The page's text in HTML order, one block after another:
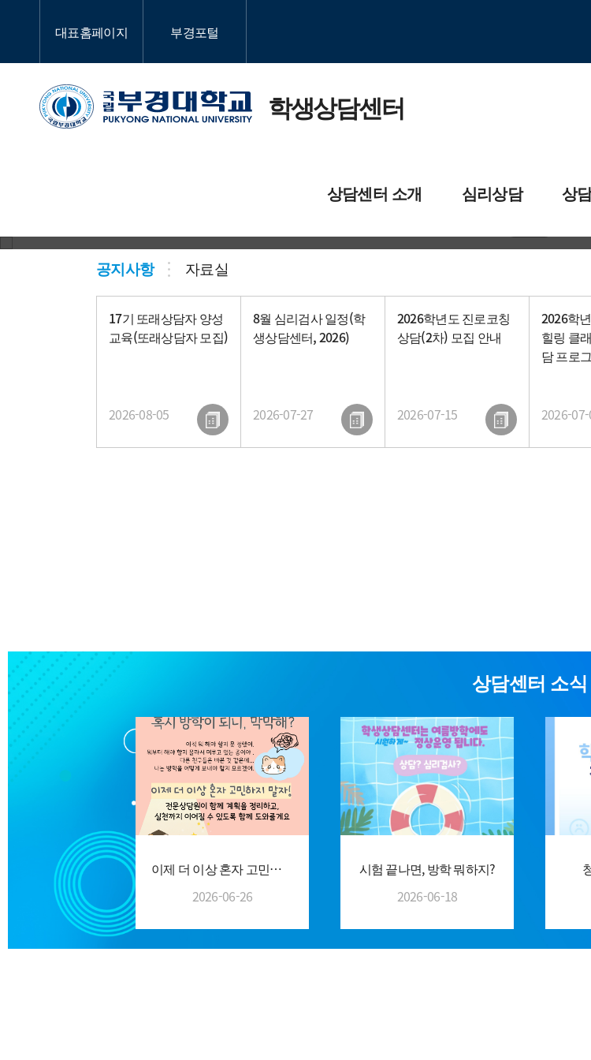
대표홈페이지 부경포털
학생상담센터
상담센터 소개
우리 상담센터는
찾아오시는 길
심리상담
심리검사
집단상담
외국인 유학생 상담
상
인생의 든든한
공지사항 자료실
17기 또래상담자 양성
교육(또래상담자 모집)
2026-08-05
8월 심리검사 일정(학
생상담센터, 2026)
2026-07-27
2026학년도 진로코칭
상담(2차) 모집 안내
2026-07-15
2026학
힐링 클
담 프로
2026-
상담센터 소식
이제 더 이상 혼자 고민하지 말자!
2026-06-26
시험 끝나면, 방학 뭐하지?
2026-06-18